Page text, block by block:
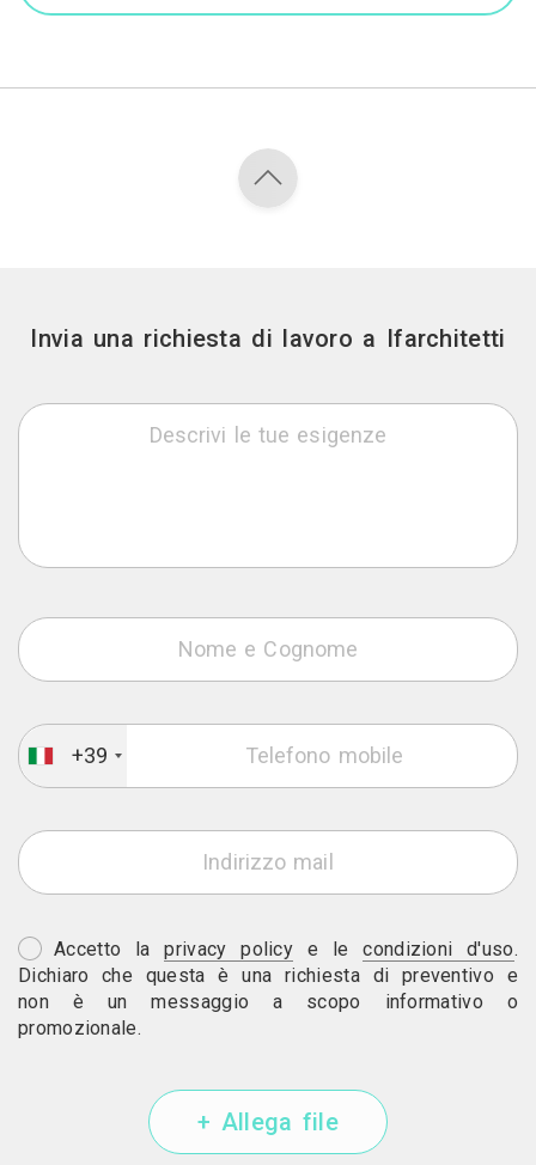
Invia una richiesta di lavoro a Ifarchitetti
+39
Accetto laprivacy policy e lecondizioni d'uso.
Dichiaro che questa è una richiesta di preventivo e
non è un messaggio a scopo informativo o
promozionale.
+ Allega file